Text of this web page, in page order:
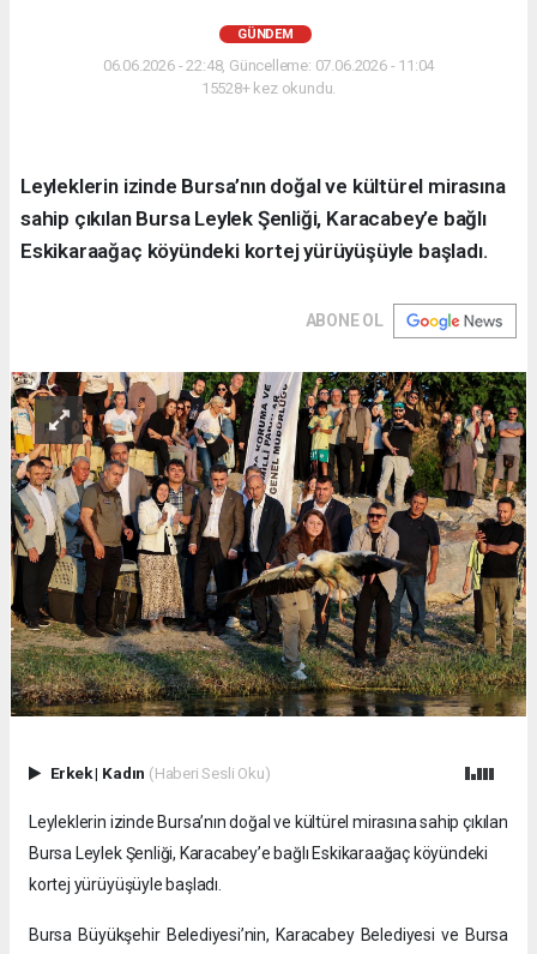
GÜNDEM
06.06.2026 - 22:48, Güncelleme: 07.06.2026 - 11:04
15528+ kez okundu.
Leyleklerin izinde Bursa’nın doğal ve kültürel mirasına
sahip çıkılan Bursa Leylek Şenliği, Karacabey’e bağlı
Eskikaraağaç köyündeki kortej yürüyüşüyle başladı.
ABONE OL
Erkek| Kadın (Haberi Sesli Oku)
Leyleklerin izinde Bursa’nın doğal ve kültürel mirasına sahip çıkılan
Bursa Leylek Şenliği, Karacabey’e bağlı Eskikaraağaç köyündeki
kortej yürüyüşüyle başladı.
Bursa Büyükşehir Belediyesi’nin, Karacabey Belediyesi ve Bursa